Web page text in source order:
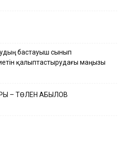
бастауыш сынып
қалыптастырудағы маңызы
– ТӨЛЕН ҚАБЫЛОВ